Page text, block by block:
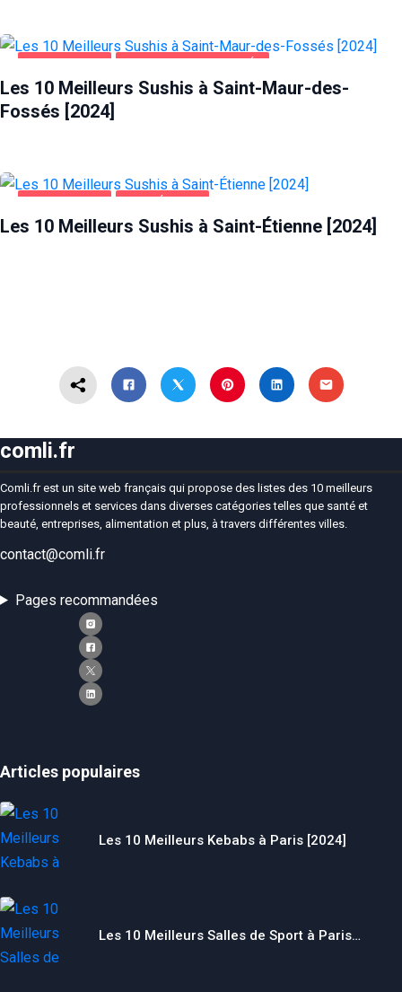
Les 10 Meilleurs Sushis à Saint-Maur-des-
Fossés [2024]
Les 10 Meilleurs Sushis à Saint-Étienne [2024]
comli.fr
Comli.fr est un site web français qui propose des listes des 10 meilleurs
professionnels et services dans diverses catégories telles que santé et
beauté, entreprises, alimentation et plus, à travers différentes villes.
contact@comli.fr
Pages recommandées
Articles populaires
Les 10 Meilleurs Kebabs à Paris [2024]
Les 10 Meilleurs Salles de Sport à Paris…